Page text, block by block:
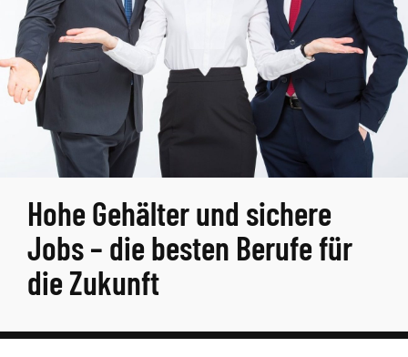
Hohe Gehälter und sichere
Jobs – die besten Berufe für
die Zukunft